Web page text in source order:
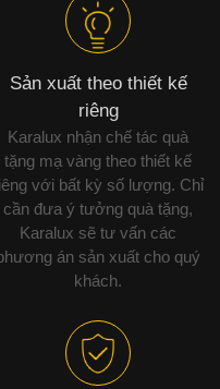
Sản xuất theo thiết kế
riêng
Karalux nhận chế tác quà
tặng mạ vàng theo thiết kế
với bất kỳ số lượng. Chỉ
cần đưa ý tưởng quà tặng,
Karalux sẽ tư vấn các
án sản xuất cho quý
khách.